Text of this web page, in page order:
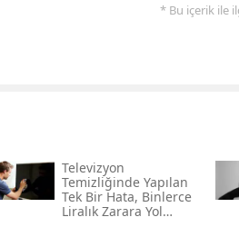
* Bu içerik ile
Televizyon
Temizliğinde Yapılan
Tek Bir Hata, Binlerce
Liralık Zarara Yol